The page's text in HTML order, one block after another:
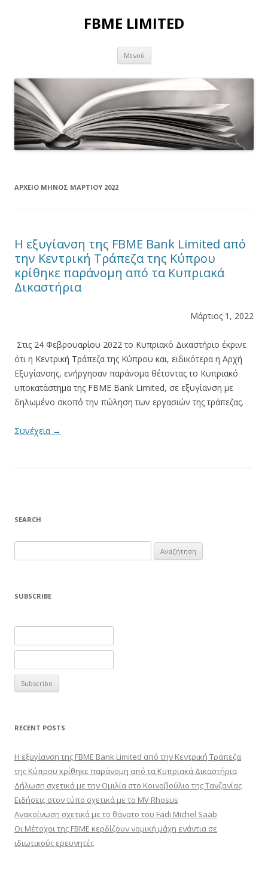
FBME LIMITED
Μενού Μετάβαση σε περιεχόμενο
ΑΡΧΕΊΟ ΜΗΝΌΣ ΜΑΡΤΊΟΥ 2022
Η εξυγίανση της FBME Bank Limited από
την Κεντρική Τράπεζα της Κύπρου
κρίθηκε παράνομη από τα Κυπριακά
Δικαστήρια
Μάρτιος 1, 2022
Στις 24 Φεβρουαρίου 2022 το Κυπριακό Δικαστήριο έκρινε
ότι η Κεντρική Τράπεζα της Κύπρου και, ειδικότερα η Αρχή
Εξυγίανσης, ενήργησαν παράνομα θέτοντας το Κυπριακό
υποκατάστημα της FBME Bank Limited, σε εξυγίανση με
δηλωμένο σκοπό την πώληση των εργασιών της τράπεζας.
Συνέχεια →
SEARCH
για:
SUBSCRIBE
RECENT POSTS
Η εξυγίανση της FBME Bank Limited από την Κεντρική Τράπεζα
της Κύπρου κρίθηκε παράνομη από τα Κυπριακά Δικαστήρια
Δήλωση σχετικά με την Ομιλία στο Κοινοβούλιο της Τανζανίας
Ειδήσεις στον τύπο σχετικά με το MV Rhosus
Ανακοίνωση σχετικά με το θάνατο του Fadi Michel Saab
Οι Μέτοχοι της FBME κερδίζουν νομική μάχη ενάντια σε
ιδιωτικούς ερευνητές